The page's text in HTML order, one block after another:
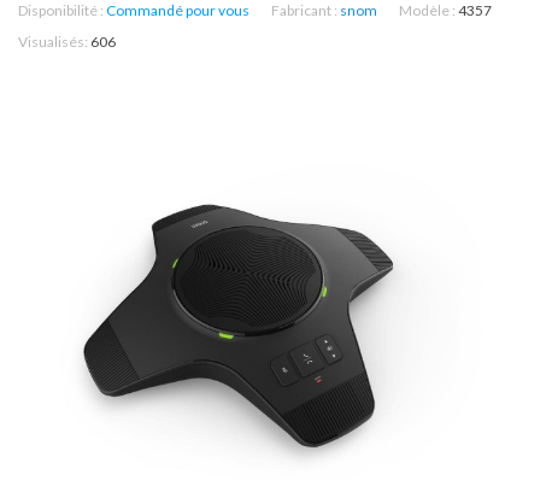
Disponibilité : Commandé pour vous Fabricant : snom Modèle : 4357
Visualisés: 606